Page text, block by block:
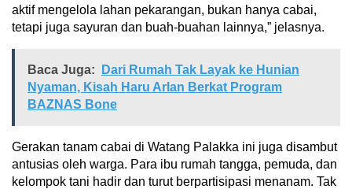
aktif mengelola lahan pekarangan, bukan hanya cabai,
tetapi juga sayuran dan buah-buahan lainnya,” jelasnya.
Baca Juga:
Dari Rumah Tak Layak ke Hunian
Nyaman, Kisah Haru Arlan Berkat Program
BAZNAS Bone
Gerakan tanam cabai di Watang Palakka ini juga disambut
antusias oleh warga. Para ibu rumah tangga, pemuda, dan
kelompok tani hadir dan turut berpartisipasi menanam. Tak